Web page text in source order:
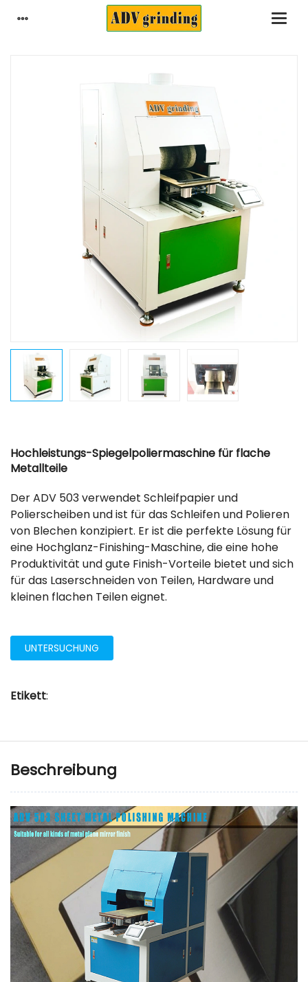
Hochleistungs-Spiegelpoliermaschine für flache
Metallteile
Der ADV 503 verwendet Schleifpapier und
Polierscheiben und ist für das Schleifen und Polieren
von Blechen konzipiert. Er ist die perfekte Lösung für
eine Hochglanz-Finishing-Maschine, die eine hohe
Produktivität und gute Finish-Vorteile bietet und sich
für das Laserschneiden von Teilen, Hardware und
kleinen flachen Teilen eignet.
UNTERSUCHUNG
Etikett:
Beschreibung